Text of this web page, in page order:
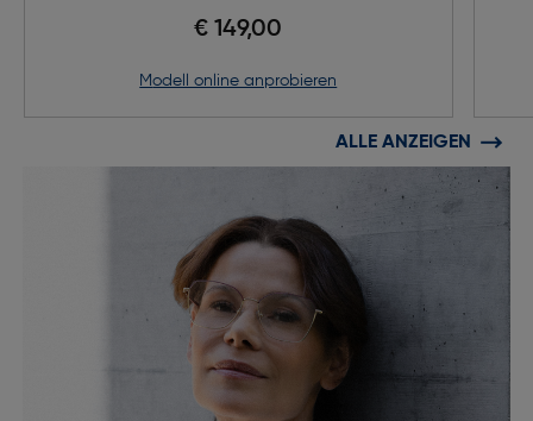
€ 149,00
Modell online anprobieren
ALLE ANZEIGEN